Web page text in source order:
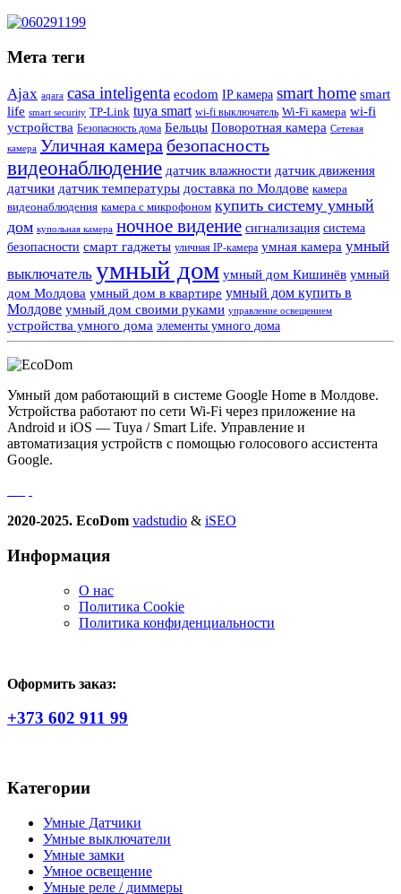
Мета теги
Ajax aqara casa inteligenta ecodom IP камера smart home smart
life smart security TP-Link tuya smart wi-fi выключатель Wi-Fi камера wi-fi
устройства Безопасность дома Бельцы Поворотная камера Сетевая
камера Уличная камера безопасность
видеонаблюдение датчик влажности датчик движения
датчики датчик температуры доставка по Молдове камера
видеонаблюдения камера с микрофоном купить систему умный
дом купольная камера ночное видение сигнализация система
безопасности смарт гаджеты уличная IP-камера умная камера умный
выключатель умный дом умный дом Кишинёв умный
дом Молдова умный дом в квартире умный дом купить в
Молдове умный дом своими руками управление освещением
устройства умного дома элементы умного дома
Умный дом работающий в системе Google Home в Молдове.
Устройства работают по сети Wi-Fi через приложение на
Android и iOS — Tuya / Smart Life. Управление и
автоматизация устройств с помощью голосового ассистента
Google.
2020-2025. EcoDom vadstudio & iSEO
Информация
О нас
Политика Сookie
Политика конфиденциальности
Оформить заказ:
+373 602 911 99
Категории
Умные Датчики
Умные выключатели
Умные замки
Умное освещение
Умные реле / диммеры